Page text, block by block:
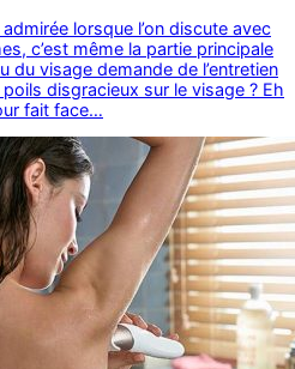
lorsque l’on discute avec
c’est même la partie principale
du visage demande de l’entretien
disgracieux sur le visage ? Eh
fait face…